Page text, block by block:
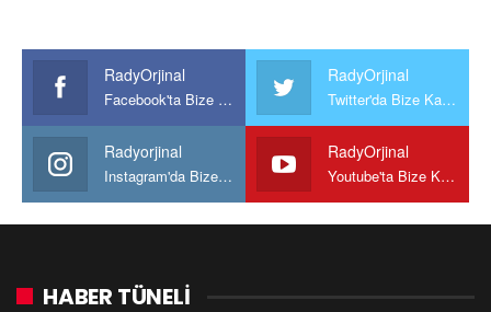
RadyOrjinal
Facebook'ta Bize Katılın
RadyOrjinal
Twitter'da Bize Katılın
Radyorjinal
Instagram'da Bize katılın
RadyOrjinal
Youtube'ta Bize Katılın
HABER TÜNELİ